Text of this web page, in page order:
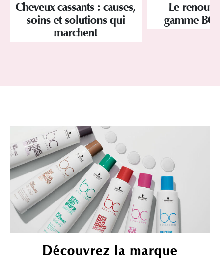
Cheveux cassants : causes,
soins et solutions qui
marchent
Le
gamme BC
Découvrez la marque